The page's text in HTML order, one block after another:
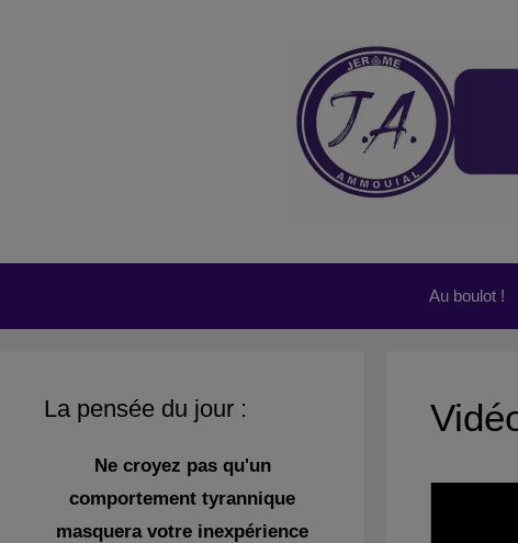
Au boulot !
La pensée du jour :
Ne croyez pas qu'un
comportement tyrannique
masquera votre inexpérience